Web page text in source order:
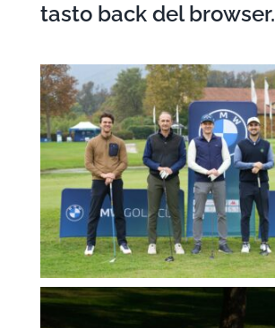
tasto back del browser.